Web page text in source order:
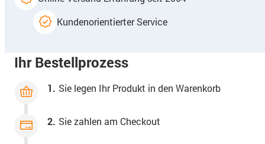
Kundenorientierter Service
Ihr Bestellprozess
1. Sie legen Ihr Produkt in den Warenkorb
2. Sie zahlen am Checkout